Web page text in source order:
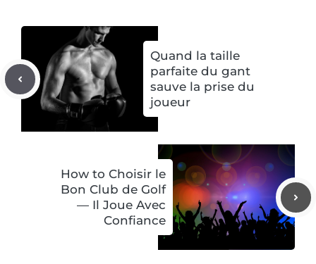
Quand la taille
parfaite du gant
sauve la prise du
joueur
How to Choisir le
Bon Club de Golf
— Il Joue Avec
Confiance